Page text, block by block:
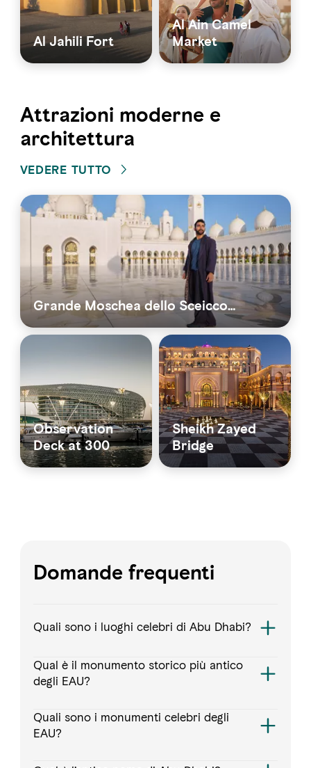
Al Jahili Fort
Al Ain Camel
Market
Attrazioni moderne e
architettura
VEDERE TUTTO
Grande Moschea dello Sceicco…
Observation
Deck at 300
Sheikh Zayed
Bridge
Domande frequenti
Quali sono i luoghi celebri di Abu Dhabi?
Qual è il monumento storico più antico
degli EAU?
Quali sono i monumenti celebri degli
EAU?